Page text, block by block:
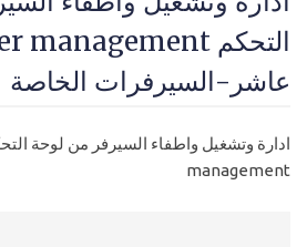
عاشر-السيرفرات الخاصة
management